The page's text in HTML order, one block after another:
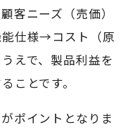
客ニーズ（売価）
仕様→コスト（原
えで、製品利益を
ことです。
ポイントとなりま